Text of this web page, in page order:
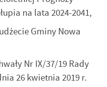
na lata 2024-2041,
Gminy Nowa
Nr IX/37/19 Rady
26 kwietnia 2019 r.